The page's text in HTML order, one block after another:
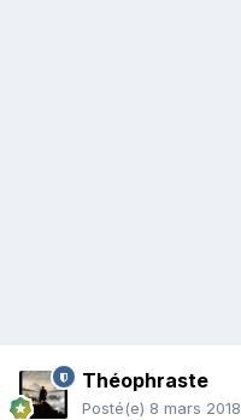
Théophraste
Posté(e) 8 mars 2018